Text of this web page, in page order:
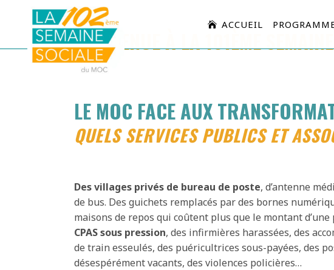
ACCUEIL
BIENVENUE À LA 101ÈME
LE MOC FACE AUX
QUELS SERVICES PUBLICS ET
Des villages privés de bureau de poste, d’antenne
de bus. Des guichets remplacés par des bornes
maisons de repos qui coûtent plus que le montant d’une
CPAS sous pression, des infirmières harassées, des
de train esseulés, des puéricultrices sous-payées, des
désespérément vacants, des violences policières…